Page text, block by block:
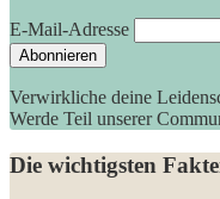
E-Mail-Adresse
Verwirkliche deine
Werde Teil unserer
Die wichtigsten